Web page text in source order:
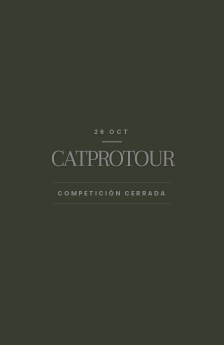
26 OCT
CATPROTOUR
COMPETICIÓN CERRADA